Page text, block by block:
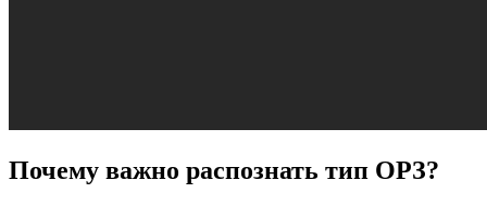
Почему важно распознать тип ОРЗ?